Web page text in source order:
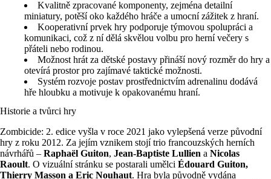
Kvalitně zpracované komponenty, zejména detailní
miniatury, potěší oko každého hráče a umocní zážitek z hraní.
Kooperativní prvek hry podporuje týmovou spolupráci a
komunikaci, což z ní dělá skvělou volbu pro herní večery s
přáteli nebo rodinou.
Možnost hrát za dětské postavy přináší nový rozměr do hry a
otevírá prostor pro zajímavé taktické možnosti.
Systém rozvoje postav prostřednictvím adrenalinu dodává
hře hloubku a motivuje k opakovanému hraní.
Historie a tvůrci hry
Zombicide: 2. edice vyšla v roce 2021 jako vylepšená verze původní
hry z roku 2012. Za jejím vznikem stojí trio francouzských herních
návrhářů – Raphaël Guiton, Jean-Baptiste Lullien a Nicolas
Raoult. O vizuální stránku se postarali umělci Édouard Guiton,
Thierry Masson a Eric Nouhaut. Hra byla původně vydána